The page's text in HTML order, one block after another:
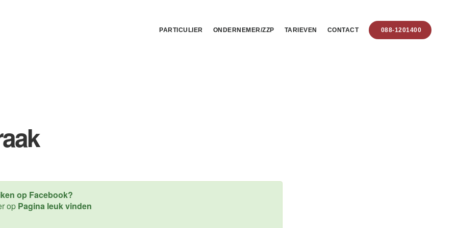
PARTICULIER ONDERNEMER/ZZP TARIEVEN CONTACT 088-1201400
op Facebook?
op Pagina leuk vinden